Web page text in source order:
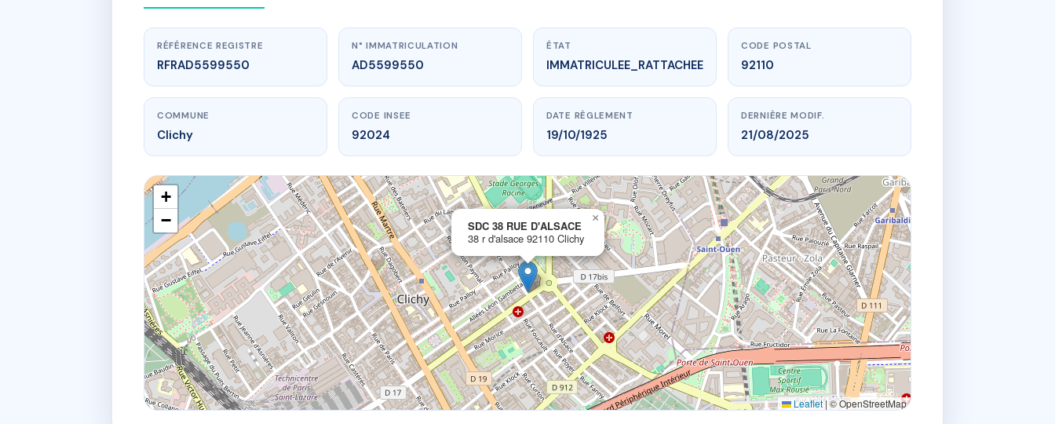
www.vme.plus/AD5599550
SDC 38 RUE D'ALSACE
38 r d'alsace92110 Clichy
RÉFÉRENCE REGISTRE
RFRAD5599550
N° IMMATRICULATION
AD5599550
ÉTAT
IMMATRICULEE_RATTACHEE
CODE POSTAL
92110
COMMUNE
Clichy
CODE INSEE
92024
DATE RÈGLEMENT
19/10/1925
DERNIÈRE MODIF.
21/08/2025
SDC 38 RUE D'ALSACE
38 r d'alsace 92110 Clichy
×
+
−
Leaflet|© OpenStreetMap